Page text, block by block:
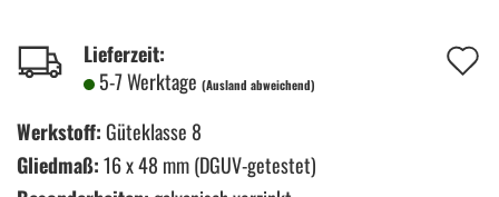
Lieferzeit:
5-7 Werktage (Ausland abweichend)
Werkstoff:Güteklasse 8
Gliedmaß:16 x 48 mm (DGUV-getestet)